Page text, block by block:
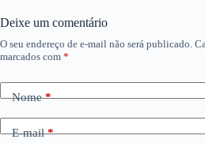
Deixe um comentário
O seu endereço de e-mail não será publicado.
marcados com *
Nome*
E-mail*